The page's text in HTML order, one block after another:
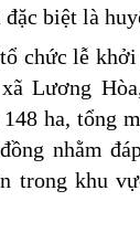
biệt là
chức lễ
Lương
ha, tổng
nhằm
trong khu